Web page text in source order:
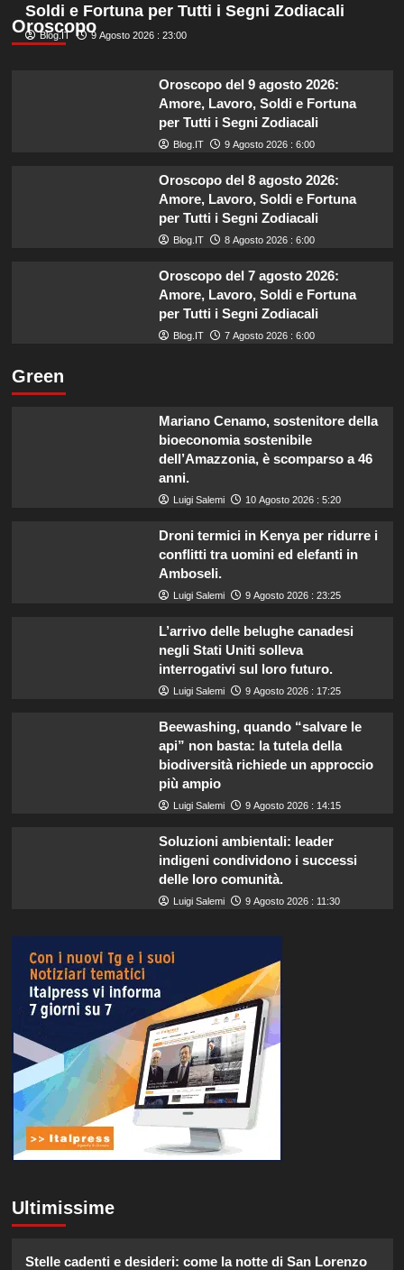
Oroscopo
Soldi e Fortuna per Tutti i Segni Zodiacali
Blog.IT 9 Agosto 2026 : 23:00
Oroscopo del 9 agosto 2026:
Amore, Lavoro, Soldi e Fortuna
per Tutti i Segni Zodiacali
Blog.IT 9 Agosto 2026 : 6:00
Oroscopo del 8 agosto 2026:
Amore, Lavoro, Soldi e Fortuna
per Tutti i Segni Zodiacali
Blog.IT 8 Agosto 2026 : 6:00
Oroscopo del 7 agosto 2026:
Amore, Lavoro, Soldi e Fortuna
per Tutti i Segni Zodiacali
Blog.IT 7 Agosto 2026 : 6:00
Green
Mariano Cenamo, sostenitore della
bioeconomia sostenibile
dell’Amazzonia, è scomparso a 46
anni.
Luigi Salemi 10 Agosto 2026 : 5:20
Droni termici in Kenya per ridurre i
conflitti tra uomini ed elefanti in
Amboseli.
Luigi Salemi 9 Agosto 2026 : 23:25
L’arrivo delle belughe canadesi
negli Stati Uniti solleva
interrogativi sul loro futuro.
Luigi Salemi 9 Agosto 2026 : 17:25
Beewashing, quando “salvare le
api” non basta: la tutela della
biodiversità richiede un approccio
più ampio
Luigi Salemi 9 Agosto 2026 : 14:15
Soluzioni ambientali: leader
indigeni condividono i successi
delle loro comunità.
Luigi Salemi 9 Agosto 2026 : 11:30
Ultimissime
Stelle cadenti e desideri: come la notte di San Lorenzo